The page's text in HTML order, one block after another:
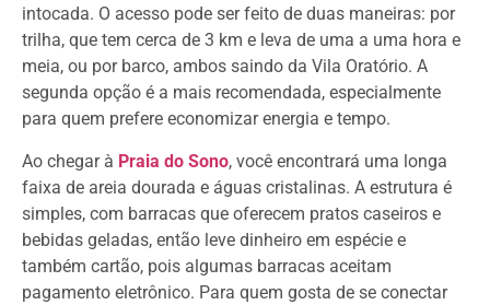
intocada. O acesso pode ser feito de duas maneiras: por
trilha, que tem cerca de 3 km e leva de uma a uma hora e
meia, ou por barco, ambos saindo da Vila Oratório. A
segunda opção é a mais recomendada, especialmente
para quem prefere economizar energia e tempo.
Ao chegar à Praia do Sono, você encontrará uma longa
faixa de areia dourada e águas cristalinas. A estrutura é
simples, com barracas que oferecem pratos caseiros e
bebidas geladas, então leve dinheiro em espécie e
também cartão, pois algumas barracas aceitam
pagamento eletrônico. Para quem gosta de se conectar